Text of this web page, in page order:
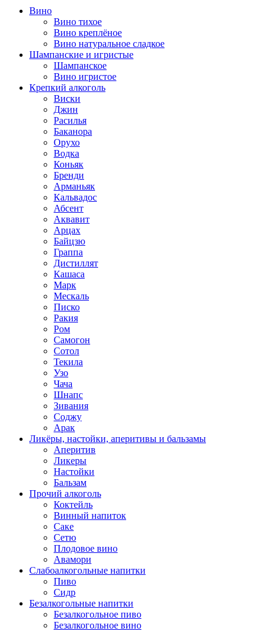
Вино
Вино тихое
Вино креплёное
Вино натуральное сладкое
Шампанские и игристые
Шампанское
Вино игристое
Крепкий алкоголь
Виски
Джин
Расилья
Баканора
Орухо
Водка
Коньяк
Бренди
Арманьяк
Кальвадос
Абсент
Аквавит
Арцах
Байцзю
Граппа
Дистиллят
Кашаса
Марк
Мескаль
Писко
Ракия
Ром
Самогон
Сотол
Текила
Узо
Чача
Шнапс
Зивания
Соджу
Арак
Ликёры, настойки, аперитивы и бальзамы
Аперитив
Ликеры
Настойки
Бальзам
Прочий алкоголь
Коктейль
Винный напиток
Саке
Сетю
Плодовое вино
Авамори
Слабоалкогольные напитки
Пиво
Сидр
Безалкогольные напитки
Безалкогольное пиво
Безалкогольное вино